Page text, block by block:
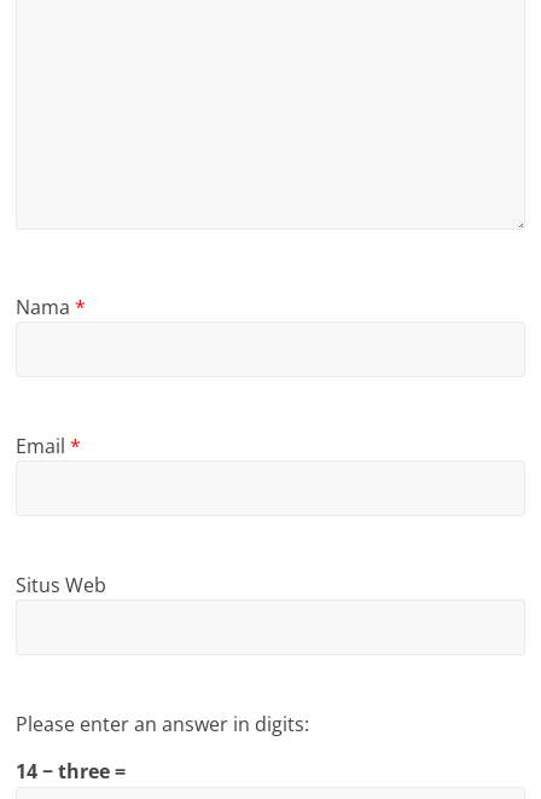
Nama*
Email*
Situs Web
Please enter an answer in digits:
14 − three =